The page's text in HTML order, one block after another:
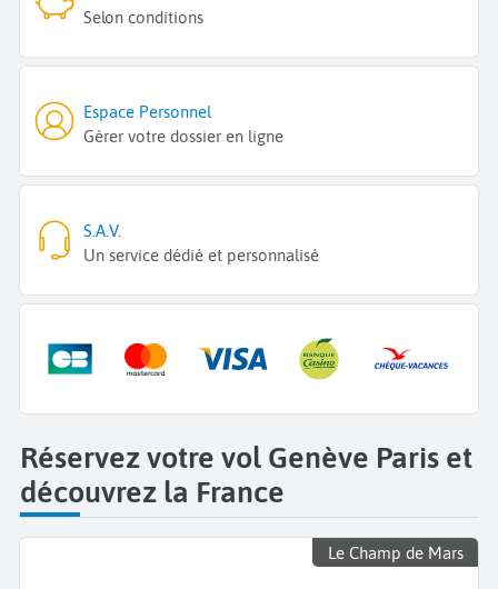
Selon conditions
Espace Personnel
Gérer votre dossier en ligne
S.A.V.
Un service dédié et personnalisé
Réservez votre vol Genève Paris et
découvrez la France
Le Champ de Mars